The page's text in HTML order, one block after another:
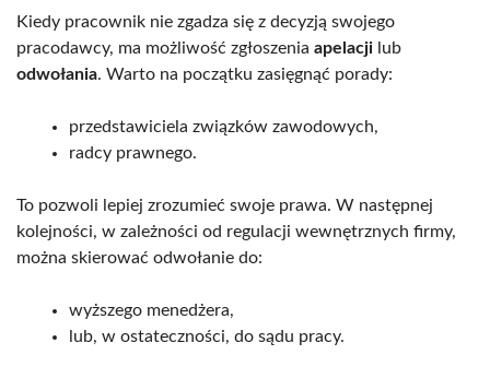
Kiedy pracownik nie zgadza się z decyzją swojego
pracodawcy, ma możliwość zgłoszenia apelacji lub
odwołania. Warto na początku zasięgnąć porady:
przedstawiciela związków zawodowych,
radcy prawnego.
To pozwoli lepiej zrozumieć swoje prawa. W następnej
kolejności, w zależności od regulacji wewnętrznych firmy,
można skierować odwołanie do:
wyższego menedżera,
lub, w ostateczności, do sądu pracy.